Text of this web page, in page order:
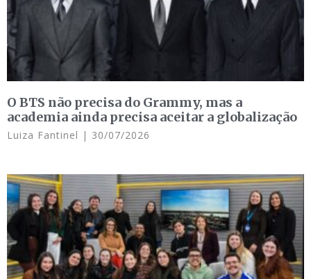
O BTS não precisa do Grammy, mas a
academia ainda precisa aceitar a globalização
Luiza Fantinel 30/07/2026